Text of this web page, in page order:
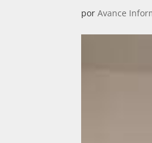
porAvance